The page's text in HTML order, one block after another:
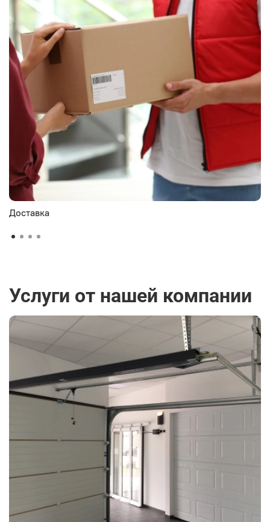
Доставка
Услуги от нашей компании